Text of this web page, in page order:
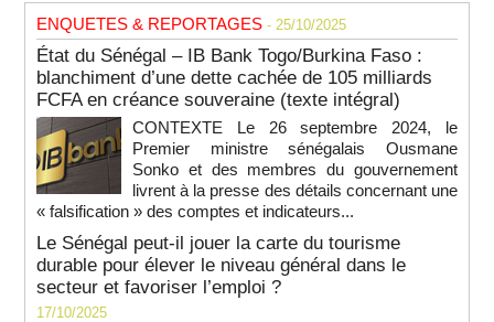
ENQUETES & REPORTAGES - 25/10/2025
État du Sénégal – IB Bank Togo/Burkina Faso :
blanchiment d’une dette cachée de 105 milliards
FCFA en créance souveraine (texte intégral)
CONTEXTE Le 26 septembre 2024, le
Premier ministre sénégalais Ousmane
Sonko et des membres du gouvernement
livrent à la presse des détails concernant une
« falsification » des comptes et indicateurs...
Le Sénégal peut-il jouer la carte du tourisme
durable pour élever le niveau général dans le
secteur et favoriser l’emploi ?
17/10/2025